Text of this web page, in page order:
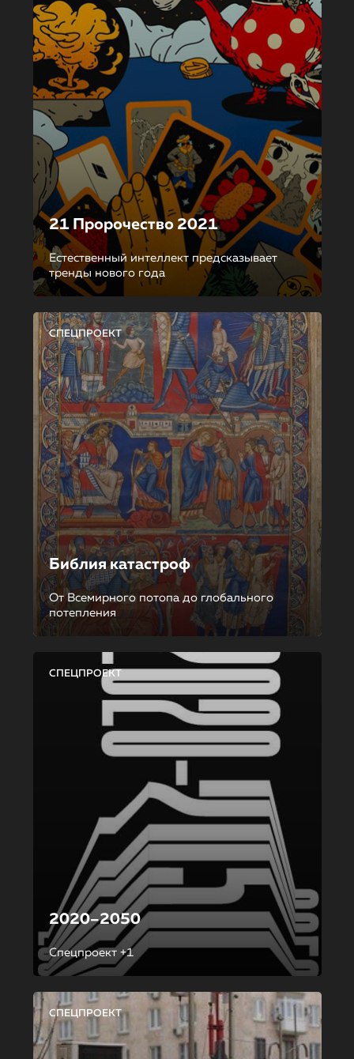
21 Пророчество 2021
Естественный интеллект предсказывает
тренды нового года
СПЕЦПРОЕКТ
Библия катастроф
От Всемирного потопа до глобального
потепления
СПЕЦПРОЕКТ
2020–2050
Спецпроект +1
СПЕЦПРОЕКТ